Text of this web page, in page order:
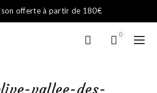
offerte à partir de 180€
0
vallee-des-